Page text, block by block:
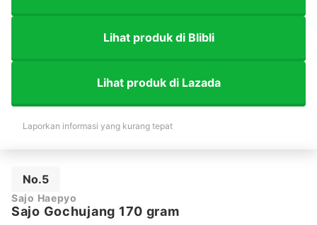
Lihat produk di Blibli
Lihat produk di Lazada
Laporkan informasi yang kurang tepat
No.5
Sajo Haepyo
Sajo Gochujang 170 gram